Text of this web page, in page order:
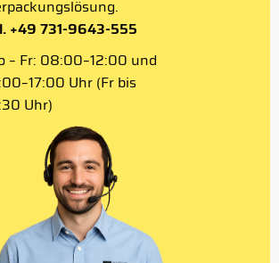
+49 731-9643-555
– Fr: 08:00–12:00 und
Uhr (Fr bis
Uhr)